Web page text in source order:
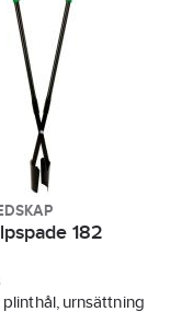
182
urnsättning